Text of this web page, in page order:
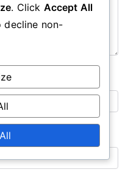
. Click Accept All
non-